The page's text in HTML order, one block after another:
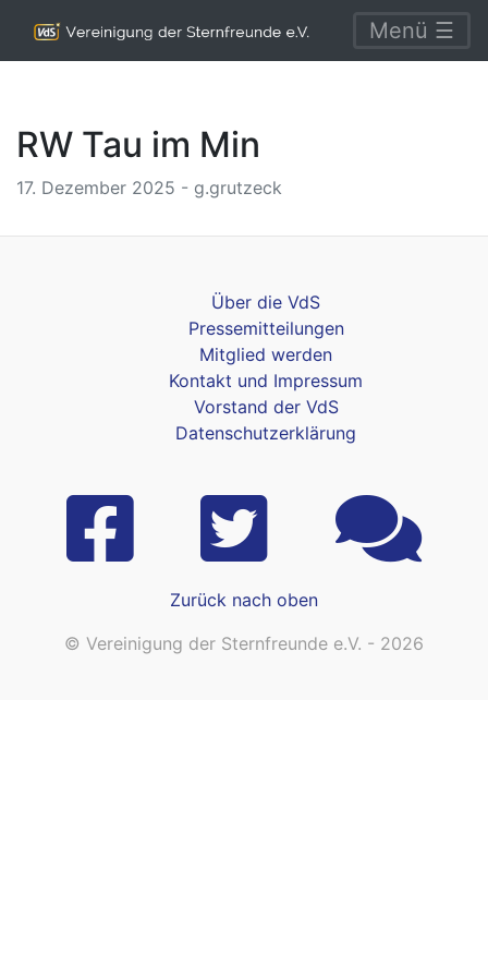
Menü ☰
RW Tau im Min
17. Dezember 2025 - g.grutzeck
Über die VdS
Pressemitteilungen
Mitglied werden
Kontakt und Impressum
Vorstand der VdS
Datenschutzerklärung
Zurück nach oben
© Vereinigung der Sternfreunde e.V. - 2026